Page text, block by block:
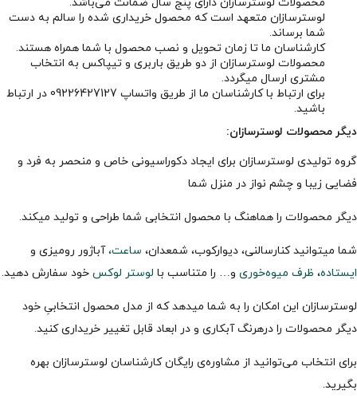
لوسترسازان متعهد است که محصول خریداری شده را سالم به دست
شما برساند.
کارشناسان ما تا زمان تحویل و نصب محصول با شما همراه هستند.
محصولات لوسترسازان از دو طریق باربری و تیپاکس به انتخاب
مشتری ارسال میگردد.
برای ارتباط با کارشناسان ما از طریق واتساپ 09226427127 در ارتباط
باشید.
دیگر محصولات لوسترسازان:
گروه تولیدی لوسترسازان برای ایجاد دکوراسیونی خاص و منحصر به فرد و
فضایی زیبا و چشم نواز در منزل شما
دیگر محصولات را هماهنگ با محصول انتخابی شما طراحی و تولید میکند.
شما میتوانید کنارسالنی، دیوارکوب، شمعدان، ساعت،آباژور رومیزی و
ایستاده، ظرف میوه‌خوری و… را متناسب با لوستر لوکس خود سفارش دهید.
لوسترسازان این امکان را به شما میدهد که از مدل محصول انتخابیِ خود
دیگر محصولات را درهرنگ آبکاری و در ابعاد قابل تغییر خریداری کنید.
برای انتخاب می‌توانید از مشاوره‌ی رایگان کارشناسان لوسترسازان بهره
بگیرید.